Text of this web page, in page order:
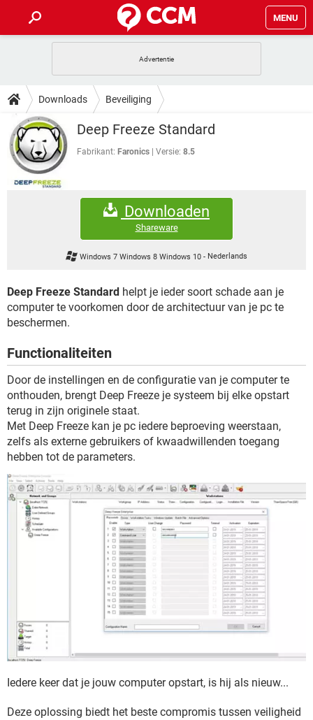
MENU
INSTAGRAM
NETFLIX CORONAVIRUS
GRATIS SNAPCHAT
TIKTOK
HOW-TO
VIDEOBELLEN
INSTAGRAM
NETFLIX
GRATIS
DOWNLOADS
VIDEOBELLEN GAMES
INSTAGRAM
CORONAVIRUS
SNAPCHAT
FORUM
VIDEOBELLEN
WINDOWS 10
CORONAVIRUS
SNAPCHAT
GAMES
GRATIS SNAPCHAT
TIKTOK
Downloads Beveiliging
Deep Freeze Standard
Fabrikant: Faronics Versie: 8.5
Downloaden
Shareware
Windows 7 Windows 8 Windows 10- Nederlands
Deep Freeze Standard helpt je ieder soort schade aan je
computer te voorkomen door de architectuur van je pc te
beschermen.
Functionaliteiten
Door de instellingen en de configuratie van je computer te
onthouden, brengt Deep Freeze je systeem bij elke opstart
terug in zijn originele staat.
Met Deep Freeze kan je pc iedere beproeving weerstaan,
zelfs als externe gebruikers of kwaadwillenden toegang
hebben tot de parameters.
Iedere keer dat je jouw computer opstart, is hij als nieuw...
Deze oplossing biedt het beste compromis tussen veiligheid